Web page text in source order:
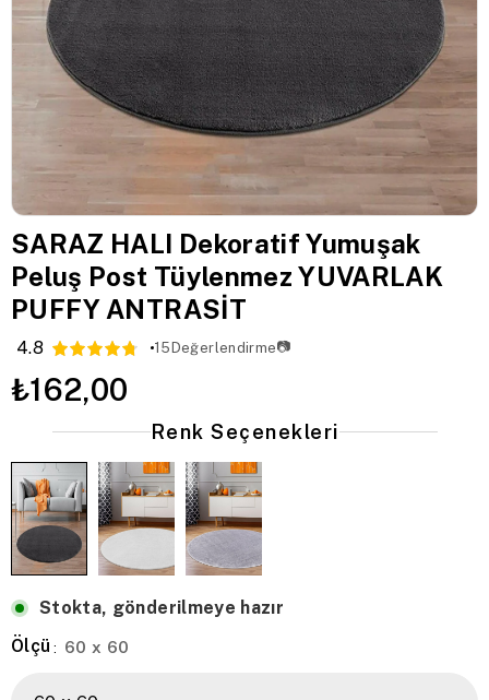
SARAZ HALI Dekoratif Yumuşak
Peluş Post Tüylenmez YUVARLAK
PUFFY ANTRASİT
4.8 15 Değerlendirme📷
₺162,00
Renk Seçenekleri
Stokta, gönderilmeye hazır
Ölçü : 60 x 60